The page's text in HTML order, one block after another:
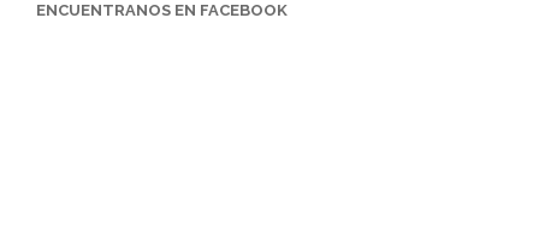
ENCUENTRANOS EN FACEBOOK